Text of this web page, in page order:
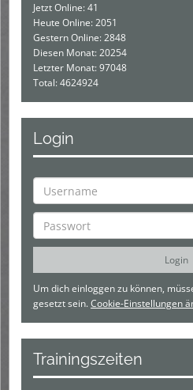
Jetzt Online: 41
Heute Online: 2051
Gestern Online: 2848
Diesen Monat: 20254
Letzter Monat: 97048
Total: 4624924
Login
Um dich einloggen zu können,
gesetzt sein.Cookie-Einstellungen
Trainingszeiten